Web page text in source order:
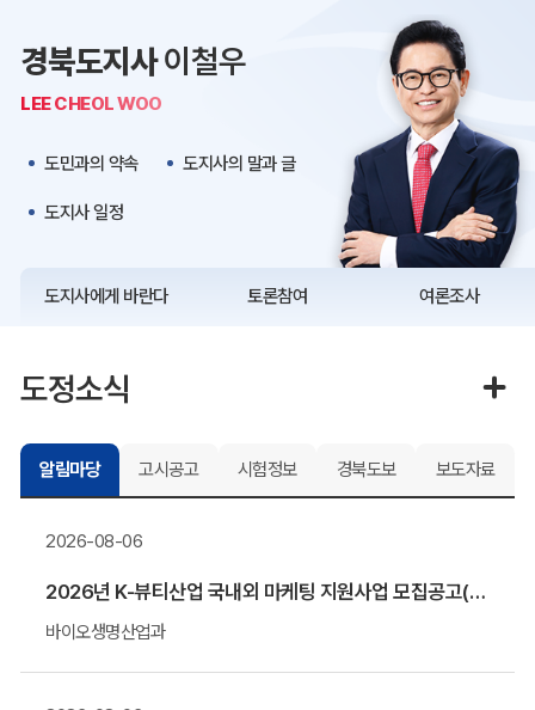
K보듬 6000
정보공개
경북도지사이철우
LEE CHEOL WOO
도민과의 약속 도지사의 말과 글
도지사 일정
도지사에게 바란다 토론참여 여론조사
도정소식
알림마당 고시공고 시험정보 경북도보 보도자료
2026-08-06
2026년 K-뷰티산업 국내외 마케팅 지원사업 모집공고(말레이시아&우즈베키스탄 공동관)
바이오생명산업과